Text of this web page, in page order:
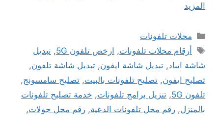
المزيد
التصنيفات
محلات تلفونات
الوسوم
أرقام محلات تلفونات, ارخص تلفون 5G ,تبديل
شاشة ايباد, تبديل شاشة ايفون, تبديل شاشة تلفون,
تصليح ايفون, تصليح تلفونات بالبيت, تصليح سامسونج,
تلفون 5G
, تنزيل برامج تلفونات, خدمة تصليح تلفونات
بالمنزل, رقم محل تلفونات الدعية, رقم محل جولات,